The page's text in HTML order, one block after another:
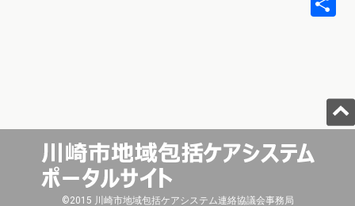
©2015 川崎市地域包括ケアシステム連絡協議会事務局